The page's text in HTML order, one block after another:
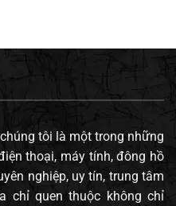
tôi là một trong những
thoại, máy tính, đông hồ
nghiệp, uy tín, trung tâm
chỉ quen thuộc không chỉ